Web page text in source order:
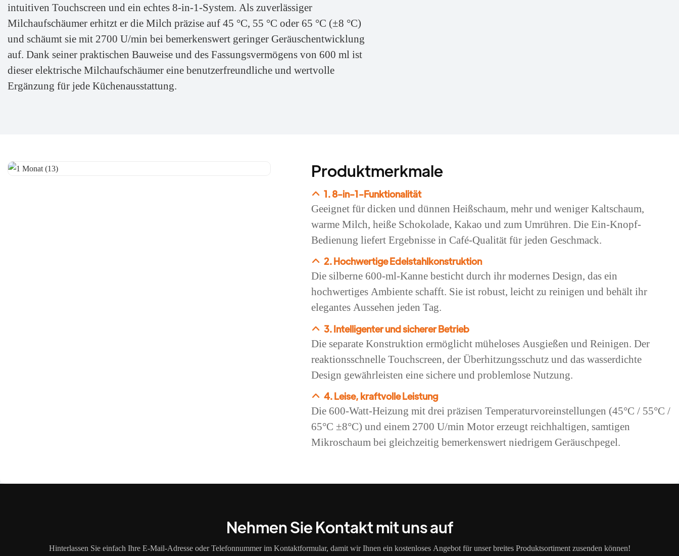
intuitiven Touchscreen und ein echtes 8-in-1-System. Als zuverlässiger
Milchaufschäumer erhitzt er die Milch präzise auf 45 °C, 55 °C oder 65 °C (±8 °C)
und schäumt sie mit 2700 U/min bei bemerkenswert geringer Geräuschentwicklung
auf. Dank seiner praktischen Bauweise und des Fassungsvermögens von 600 ml ist
dieser elektrische Milchaufschäumer eine benutzerfreundliche und wertvolle
Ergänzung für jede Küchenausstattung.
Produktmerkmale
1. 8-in-1-Funktionalität
Geeignet für dicken und dünnen Heißschaum, mehr und weniger Kaltschaum,
warme Milch, heiße Schokolade, Kakao und zum Umrühren. Die Ein-Knopf-
Bedienung liefert Ergebnisse in Café-Qualität für jeden Geschmack.
2. Hochwertige Edelstahlkonstruktion
Die silberne 600-ml-Kanne besticht durch ihr modernes Design, das ein
hochwertiges Ambiente schafft. Sie ist robust, leicht zu reinigen und behält ihr
elegantes Aussehen jeden Tag.
3. Intelligenter und sicherer Betrieb
Die separate Konstruktion ermöglicht müheloses Ausgießen und Reinigen. Der
reaktionsschnelle Touchscreen, der Überhitzungsschutz und das wasserdichte
Design gewährleisten eine sichere und problemlose Nutzung.
4. Leise, kraftvolle Leistung
Die 600-Watt-Heizung mit drei präzisen Temperaturvoreinstellungen (45°C / 55°C /
65°C ±8°C) und einem 2700 U/min Motor erzeugt reichhaltigen, samtigen
Mikroschaum bei gleichzeitig bemerkenswert niedrigem Geräuschpegel.
Nehmen Sie Kontakt mit uns auf
Hinterlassen Sie einfach Ihre E-Mail-Adresse oder Telefonnummer im Kontaktformular, damit wir Ihnen ein kostenloses Angebot für unser breites Produktsortiment zusenden können!